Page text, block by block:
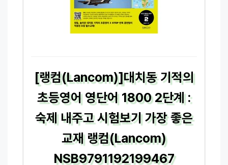
[랭컴(Lancom)]대치동 기적의
초등영어 영단어 1800 2단계 :
숙제 내주고 시험보기 가장 좋은
교재 랭컴(Lancom)
NSB9791192199467